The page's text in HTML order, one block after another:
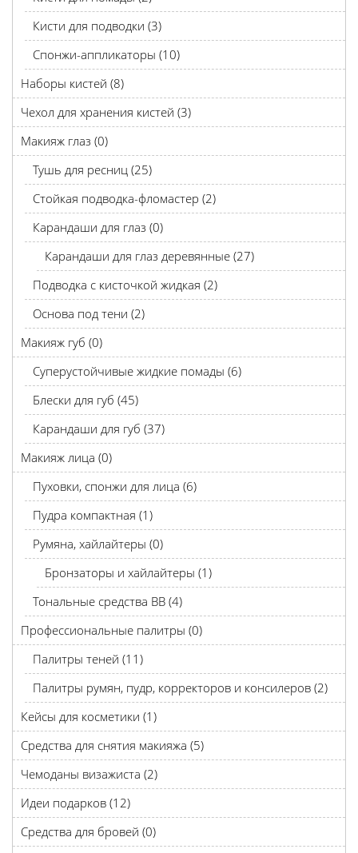
Кисти для подводки (3)
Спонжи-аппликаторы (10)
Наборы кистей (8)
Чехол для хранения кистей (3)
Макияж глаз (0)
Тушь для ресниц (25)
Стойкая подводка-фломастер (2)
Карандаши для глаз (0)
Карандаши для глаз деревянные (27)
Подводка с кисточкой жидкая (2)
Основа под тени (2)
Макияж губ (0)
Суперустойчивые жидкие помады (6)
Блески для губ (45)
Карандаши для губ (37)
Макияж лица (0)
Пуховки, спонжи для лица (6)
Пудра компактная (1)
Румяна, хайлайтеры (0)
Бронзаторы и хайлайтеры (1)
Тональные средства BB (4)
Профессиональные палитры (0)
Палитры теней (11)
Палитры румян, пудр, корректоров и консилеров (2)
Кейсы для косметики (1)
Средства для снятия макияжа (5)
Чемоданы визажиста (2)
Идеи подарков (12)
Средства для бровей (0)